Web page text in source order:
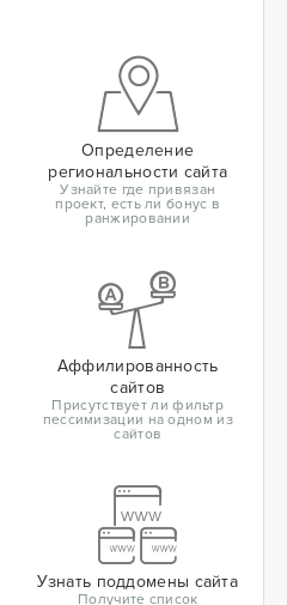
Определение
региональности сайта
Узнайте где привязан
проект, есть ли бонус в
ранжировании
Аффилированность
сайтов
Присутствует ли фильтр
пессимизации на одном из
сайтов
Узнать поддомены сайта
Получите список